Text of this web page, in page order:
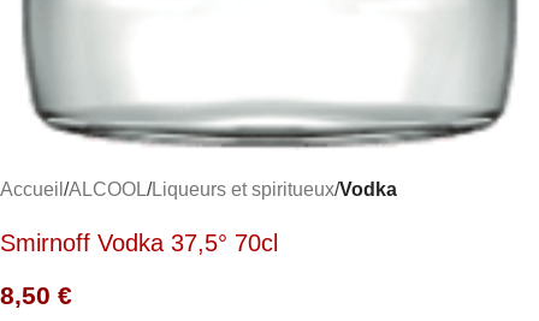
Accueil ALCOOL Liqueurs et spiritueux Vodka
Smirnoff Vodka 37,5° 70cl
8,50 €